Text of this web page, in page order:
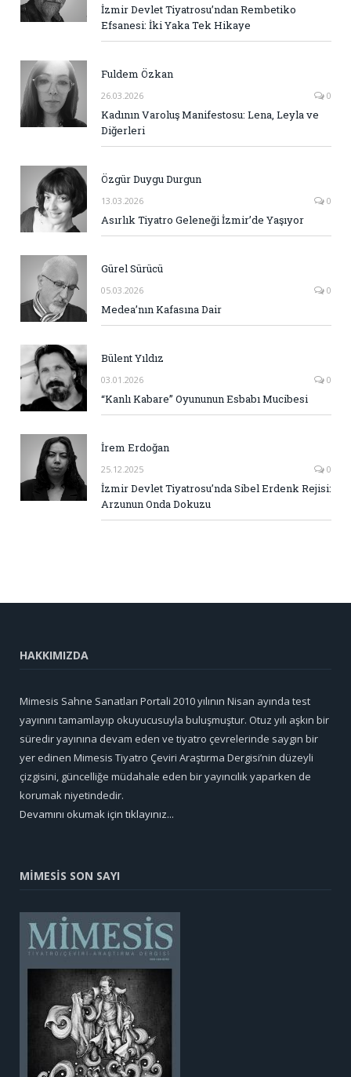
İzmir Devlet Tiyatrosu’ndan Rembetiko
Efsanesi: İki Yaka Tek Hikaye
Fuldem Özkan
26.03.2026 0
Kadının Varoluş Manifestosu: Lena, Leyla ve
Diğerleri
Özgür Duygu Durgun
13.03.2026 0
Asırlık Tiyatro Geleneği İzmir’de Yaşıyor
Gürel Sürücü
05.03.2026 0
Medea’nın Kafasına Dair
Bülent Yıldız
03.01.2026 0
“Kanlı Kabare” Oyununun Esbabı Mucibesi
İrem Erdoğan
25.12.2025 0
İzmir Devlet Tiyatrosu’nda Sibel Erdenk Rejisi:
Arzunun Onda Dokuzu
HAKKIMIZDA
Mimesis Sahne Sanatları Portali 2010 yılının Nisan ayında test
yayınını tamamlayıp okuyucusuyla buluşmuştur. Otuz yılı aşkın bir
süredir yayınına devam eden ve tiyatro çevrelerinde saygın bir
yer edinen Mimesis Tiyatro Çeviri Araştırma Dergisi’nin düzeyli
çizgisini, güncelliğe müdahale eden bir yayıncılık yaparken de
korumak niyetindedir.
Devamını okumak için tıklayınız...
MİMESİS SON SAYI